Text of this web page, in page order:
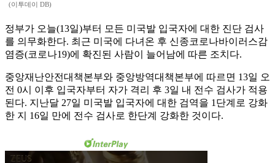
(이투데이 DB)
정부가 오늘(13일)부터 모든 미국발 입국자에 대한 진단 검사
를 의무화한다. 최근 미국에 다녀온 후 신종코로나바이러스감
염증(코로나19)에 확진된 사람이 늘어남에 따른 조치다.
중앙재난안전대책본부와 중앙방역대책본부에 따르면 13일 오
전 0시 이후 입국자부터 자가 격리 후 3일 내 전수 검사가 적용
된다. 지난달 27일 미국발 입국자에 대한 검역을 1단계로 강화
한 지 16일 만에 전수 검사로 한단계 강화한 것이다.